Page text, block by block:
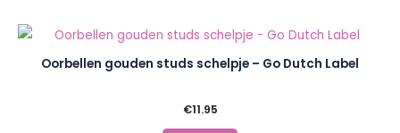
Oorbellen gouden studs schelpje – Go Dutch Label
€11.95